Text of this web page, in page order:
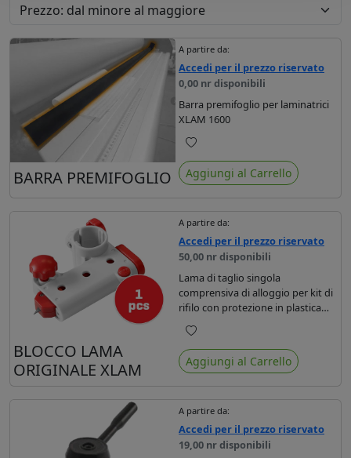
BARRA PREMIFOGLIO
A partire da:
Accedi per il prezzo riservato
0,00 nr disponibili
Barra premifoglio per laminatrici
XLAM 1600
Preferiti
Aggiungi al Carrello
BLOCCO LAMA
ORIGINALE XLAM
A partire da:
Accedi per il prezzo riservato
50,00 nr disponibili
Lama di taglio singola
comprensiva di alloggio per kit di
rifilo con protezione in plastica
per laminatrici Xlam.
Preferiti
Aggiungi al Carrello
A partire da:
Accedi per il prezzo riservato
19,00 nr disponibili